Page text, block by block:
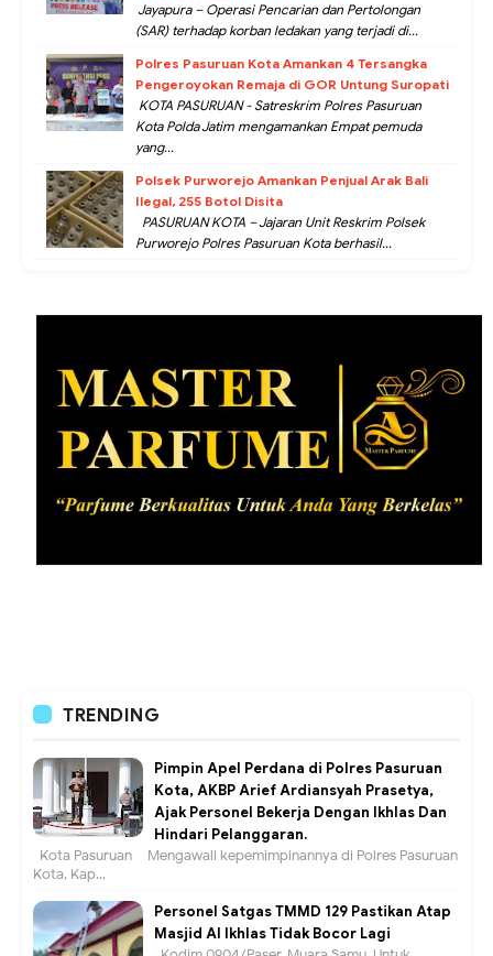
Jayapura – Operasi Pencarian dan Pertolongan
(SAR) terhadap korban ledakan yang terjadi di...
Polres Pasuruan Kota Amankan 4 Tersangka
Pengeroyokan Remaja di GOR Untung Suropati
KOTA PASURUAN - Satreskrim Polres Pasuruan
Kota Polda Jatim mengamankan Empat pemuda
yang...
Polsek Purworejo Amankan Penjual Arak Bali
Ilegal, 255 Botol Disita
PASURUAN KOTA – Jajaran Unit Reskrim Polsek
Purworejo Polres Pasuruan Kota berhasil...
TRENDING
Pimpin Apel Perdana di Polres Pasuruan
Kota, AKBP Arief Ardiansyah Prasetya,
Ajak Personel Bekerja Dengan Ikhlas Dan
Hindari Pelanggaran.
Kota Pasuruan – Mengawali kepemimpinannya di Polres Pasuruan
Kota, Kap...
Personel Satgas TMMD 129 Pastikan Atap
Masjid Al Ikhlas Tidak Bocor Lagi